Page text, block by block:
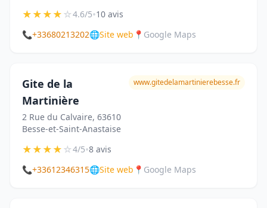
★★★★☆4.6/5•10 avis
📞+33680213202🌐Site web 📍 Google Maps
Gite de la
Martinière
2 Rue du Calvaire, 63610
Besse-et-Saint-Anastaise
www.gitedelamartinierebesse.fr
★★★★☆4/5•8 avis
📞+33612346315🌐Site web 📍 Google Maps